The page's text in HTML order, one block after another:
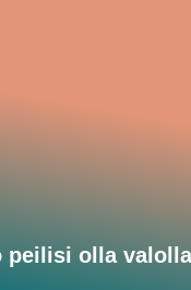
peilisi olla